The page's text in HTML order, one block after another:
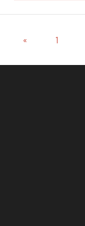
des
« Publications
1